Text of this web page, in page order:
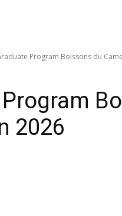
Program Boissons du
2026